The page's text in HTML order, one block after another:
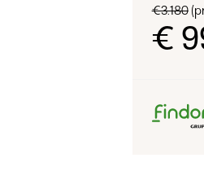
€3.180
€